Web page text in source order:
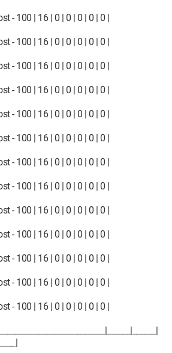
- 100 | 16 | 0 | 0 | 0 | 0 | 0 |
- 100 | 16 | 0 | 0 | 0 | 0 | 0 |
- 100 | 16 | 0 | 0 | 0 | 0 | 0 |
- 100 | 16 | 0 | 0 | 0 | 0 | 0 |
- 100 | 16 | 0 | 0 | 0 | 0 | 0 |
- 100 | 16 | 0 | 0 | 0 | 0 | 0 |
- 100 | 16 | 0 | 0 | 0 | 0 | 0 |
- 100 | 16 | 0 | 0 | 0 | 0 | 0 |
- 100 | 16 | 0 | 0 | 0 | 0 | 0 |
- 100 | 16 | 0 | 0 | 0 | 0 | 0 |
- 100 | 16 | 0 | 0 | 0 | 0 | 0 |
- 100 | 16 | 0 | 0 | 0 | 0 | 0 |
- 100 | 16 | 0 | 0 | 0 | 0 | 0 |